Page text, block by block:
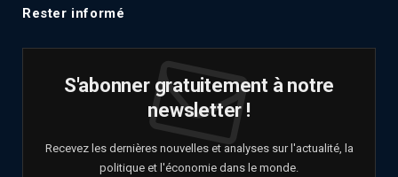
Rester informé
S'abonner gratuitement à notre
newsletter !
Recevez les dernières nouvelles et analyses sur l'actualité, la
politique et l'économie dans le monde.